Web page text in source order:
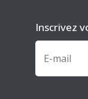
Inscrivez